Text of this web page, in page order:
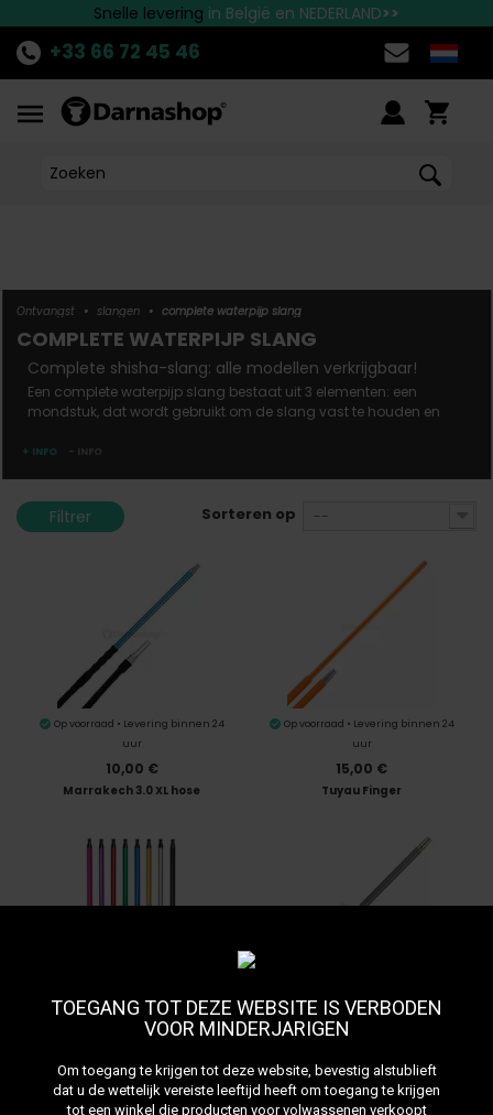
TOEGANG TOT DEZE WEBSITE IS VERBODEN
VOOR MINDERJARIGEN
Om toegang te krijgen tot deze website, bevestig alstublieft
dat u de wettelijk vereiste leeftijd heeft om toegang te krijgen
tot een winkel die producten voor volwassenen verkoopt
Doe mee metDE PROMOTIEvan de week!
Snelle levering in België en NEDERLAND>>
Neem contact met ons op voor alle vragen!
+33 66 72 45 46
Ontvangst • slangen • complete waterpijp slang
COMPLETE WATERPIJP SLANG
complete shisha-slang: alle modellen verkrijgbaar!
Een complete waterpijp slang bestaat uit 3 elementen: een
mondstuk, dat wordt gebruikt om de slang vast te houden en
waterpijp naar de mond transporteert en enige
+ INFO - INFO
Filtrer Sorteren op --
Op voorraad • Levering binnen 24
uur
10,00 €
Marrakech 3.0 XL hose
Op voorraad • Levering binnen 24
uur
15,00 €
Tuyau Finger
uur
20,00 €
Marrakech Silicone Hose
uur
25,00 €
Carbonaddict Hose